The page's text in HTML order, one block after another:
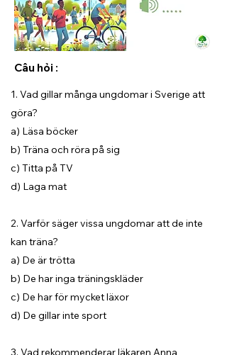
Câu hỏi :
1. Vad gillar många ungdomar i Sverige att
göra?
a) Läsa böcker
b) Träna och röra på sig
c) Titta på TV
d) Laga mat
2. Varför säger vissa ungdomar att de inte
kan träna?
a) De är trötta
b) De har inga träningskläder
c) De har för mycket läxor
d) De gillar inte sport
3. Vad rekommenderar läkaren Anna